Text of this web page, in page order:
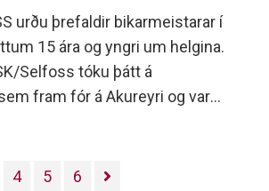
urðu þrefaldir bikarmeistarar í
15 ára og yngri um helgina.
Selfoss tóku þátt á
fram fór á Akureyri og varð
4 5 6